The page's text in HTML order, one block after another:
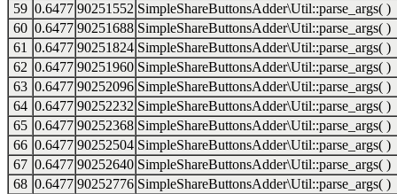
59 0.6477 90251552 SimpleShareButtonsAdder\Util::parse_args( )
60 0.6477 90251688 SimpleShareButtonsAdder\Util::parse_args( )
61
0.6477 90251824 SimpleShareButtonsAdder\Util::parse_args( )
62 0.6477 90251960 SimpleShareButtonsAdder\Util::parse_args( )
63 0.6477 90252096 SimpleShareButtonsAdder\Util::parse_args( )
64 0.6477 90252232 SimpleShareButtonsAdder\Util::parse_args( )
65 0.6477 90252368 SimpleShareButtonsAdder\Util::parse_args( )
66 0.6477 90252504 SimpleShareButtonsAdder\Util::parse_args( )
67 0.6477 90252640 SimpleShareButtonsAdder\Util::parse_args( )
68 0.6477 90252776 SimpleShareButtonsAdder\Util::parse_args( )